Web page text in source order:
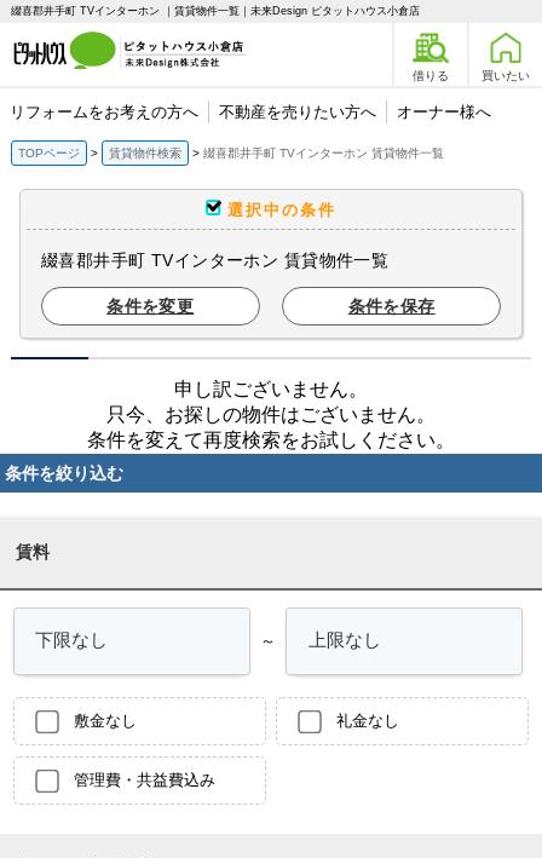
綴喜郡井手町 TVインターホン ｜賃貸物件一覧｜未来Design ピタットハウス小倉店
借りる 買いたい
リフォームをお考えの方へ 不動産を売りたい方へ オーナー様へ
TOPページ 賃貸物件検索 綴喜郡井手町 TVインターホン 賃貸物件一覧
選択中の条件
綴喜郡井手町 TVインターホン 賃貸物件一覧
条件を変更 条件を保存
申し訳ございません。
只今、お探しの物件はございません。
条件を変えて再度検索をお試しください。
条件を絞り込む
賃料
～
敷金なし 礼金なし
管理費・共益費込み